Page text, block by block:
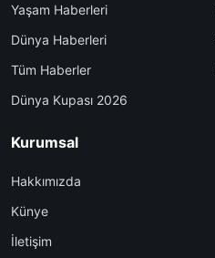
Yaşam Haberleri
Dünya Haberleri
Tüm Haberler
Dünya Kupası 2026
Kurumsal
Hakkımızda
Künye
İletişim